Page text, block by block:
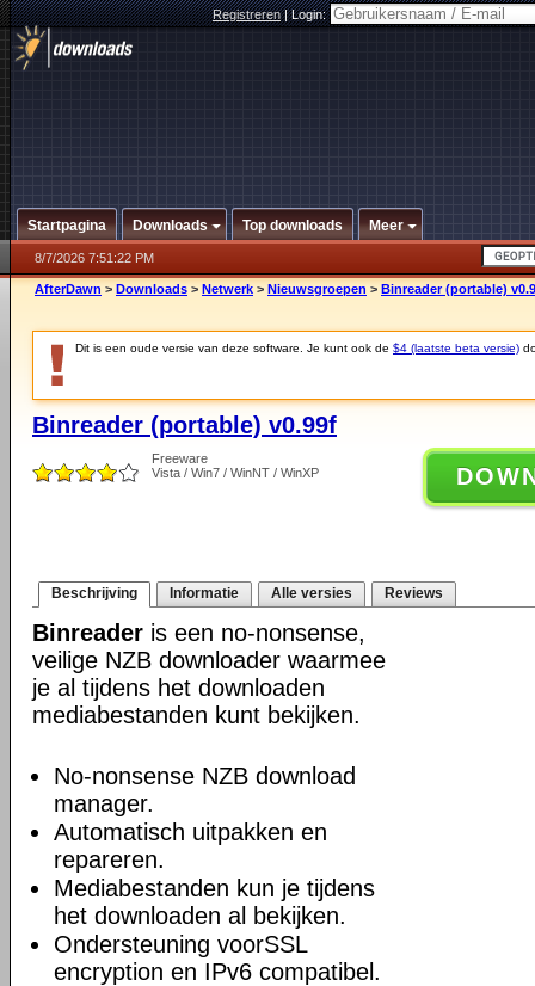
Registreren|Login:
Startpagina Downloads Top downloads Meer
8/7/2026 7:51:22 PM
AfterDawn > Downloads > Netwerk > Nieuwsgroepen > Binreader (portable)
Dit is een oude versie van deze software. Je kunt ook de $4 (laatste beta versie)
Binreader (portable) v0.99f
Freeware
Vista / Win7 / WinNT / WinXP
Beschrijving Informatie Alle versies Reviews
Binreader is een no-nonsense,
veilige NZB downloader waarmee
je al tijdens het downloaden
mediabestanden kunt bekijken.
No-nonsense NZB download
manager.
Automatisch uitpakken en
repareren.
Mediabestanden kun je tijdens
het downloaden al bekijken.
Ondersteuning voorSSL
encryption en IPv6 compatibel.